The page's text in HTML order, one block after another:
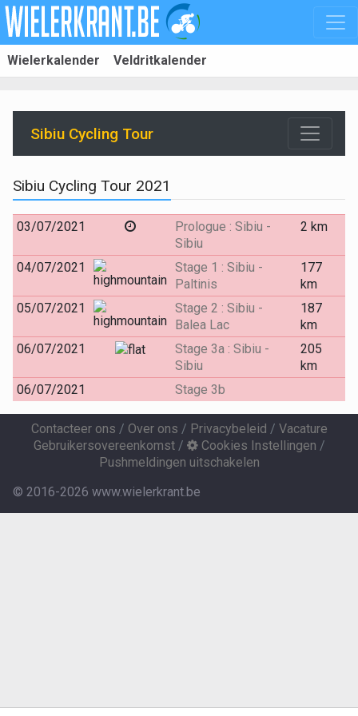
Wielerkalender Veldritkalender
Sibiu Cycling Tour
Sibiu Cycling Tour 2021
03/07/2021
Prologue : Sibiu -
Sibiu
2 km
04/07/2021
Stage 1 : Sibiu -
Paltinis
177
km
05/07/2021
Stage 2 : Sibiu -
Balea Lac
187
km
06/07/2021
Stage 3a : Sibiu -
Sibiu
205
km
06/07/2021
Stage 3b
Contacteer ons / Over ons / Privacybeleid / Vacature
Gebruikersovereenkomst/ Cookies Instellingen /
Pushmeldingen uitschakelen
© 2016-2026 www.wielerkrant.be